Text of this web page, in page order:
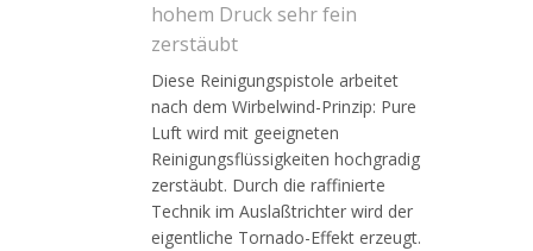
hohem Druck sehr fein
zerstäubt
Diese Reinigungspistole arbeitet
nach dem Wirbelwind-Prinzip: Pure
Luft wird mit geeigneten
Reinigungsflüssigkeiten hochgradig
zerstäubt. Durch die raffinierte
Technik im Auslaßtrichter wird der
eigentliche Tornado-Effekt erzeugt.